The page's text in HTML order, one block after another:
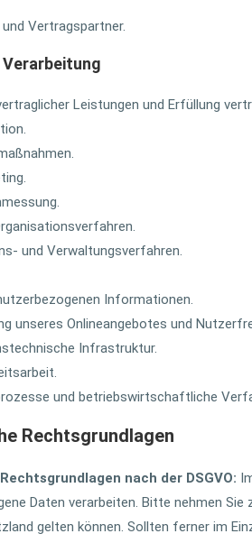
Vertragspartner.
Leistungen und Erfüllung
und Verwaltungsverfahren.
Informationen.
unseres Onlineangebotes und
Infrastruktur.
und betriebswirtschaftliche
Rechtsgrundlagen
nach der DSGVO:
Daten verarbeiten. Bitte nehmen Sie
gelten können. Sollten ferner im